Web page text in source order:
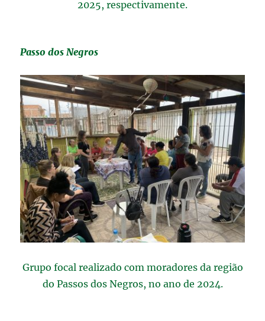
2025, respectivamente.
Passo dos Negros
Grupo focal realizado com moradores da região
do Passos dos Negros, no ano de 2024.